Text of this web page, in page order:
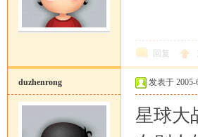
回复
duzhenrong 发表于 2005-
星球大